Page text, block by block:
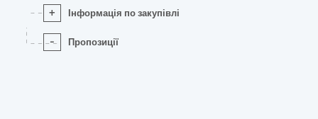
+ Інформація по закупівлі
- Пропозиції